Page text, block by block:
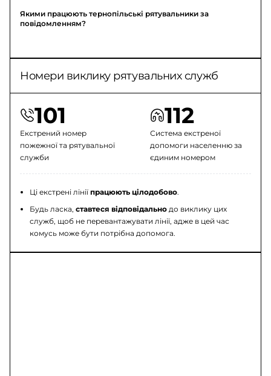
Якими працюють тернопільські рятувальники за
повідомленням?
Номери виклику рятувальних служб
101
Екстрений номер
пожежної та рятувальної
служби
112
Система екстреної
допомоги населенню за
єдиним номером
Ці екстрені лініїпрацюють цілодобово.
Будь ласка,ставтеся відповідально до виклику цих
служб, щоб не перевантажувати лінії, адже в цей час
комусь може бути потрібна допомога.